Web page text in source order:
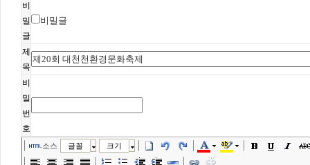
비
밀
글
비밀글
제
목
비
밀
번
호
소스 글꼴 크기